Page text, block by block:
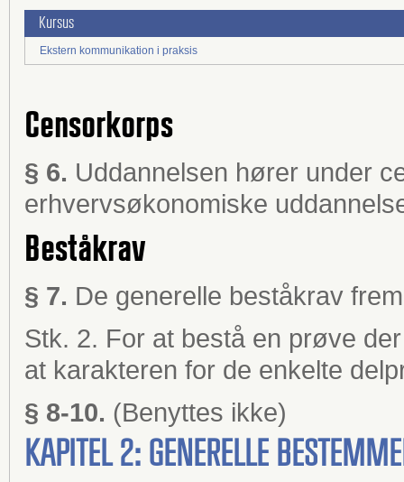
Kursus
Ekstern kommunikation i praksis
Censorkorps
§ 6. Uddannelsen hører under
erhvervsøkonomiske
Beståkrav
§ 7. De generelle beståkrav
Stk. 2. For at bestå en prøve
at karakteren for de enkelte
§ 8-10. (Benyttes ikke)
KAPITEL 2: GENERELLE